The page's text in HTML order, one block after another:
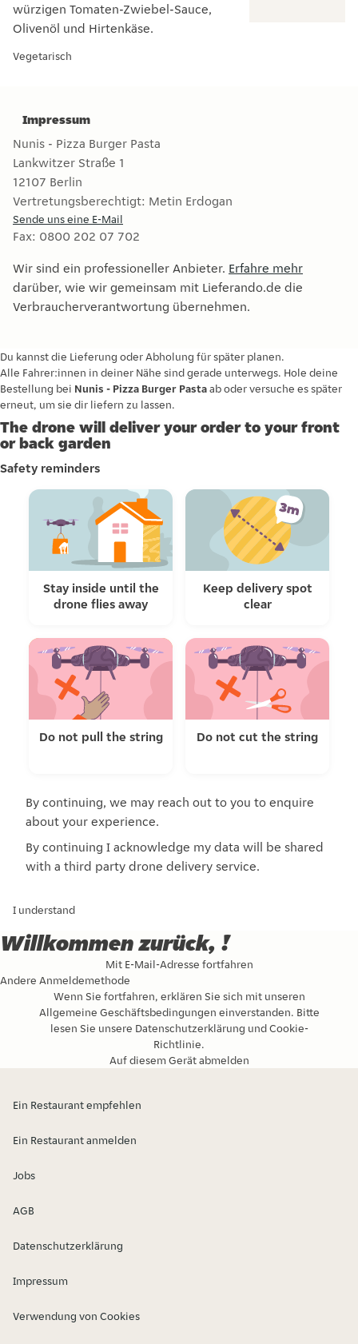
würzigen Tomaten-Zwiebel-Sauce,
Olivenöl und Hirtenkäse.
Vegetarisch
Impressum
Nunis - Pizza Burger Pasta
Lankwitzer Straße 1
12107 Berlin
Vertretungsberechtigt: Metin Erdogan
Sende uns eine E-Mail
Fax: 0800 202 07 702
Wir sind ein professioneller Anbieter. Erfahre mehr
darüber, wie wir gemeinsam mit Lieferando.de die
Verbraucherverantwortung übernehmen.
Du kannst die Lieferung oder Abholung für später planen.
Alle Fahrer:innen in deiner Nähe sind gerade unterwegs. Hole deine
Bestellung bei Nunis - Pizza Burger Pastaab oder versuche es später
erneut, um sie dir liefern zu lassen.
The drone will deliver your order to your front
or back garden
Safety reminders
Stay inside until the
drone flies away
Keep delivery spot
clear
Do not pull the string Do not cut the string
By continuing, we may reach out to you to enquire
about your experience.
By continuing I acknowledge my data will be shared
with a third party drone delivery service.
I understand
Willkommen zurück, !
Mit E-Mail-Adresse fortfahren
Andere Anmeldemethode
Wenn Sie fortfahren, erklären Sie sich mit unseren
Allgemeine Geschäftsbedingungen einverstanden. Bitte
lesen Sie unsere Datenschutzerklärung undCookie-
Richtlinie.
Auf diesem Gerät abmelden
Ein Restaurant empfehlen
Ein Restaurant anmelden
Jobs
AGB
Datenschutzerklärung
Impressum
Verwendung von Cookies